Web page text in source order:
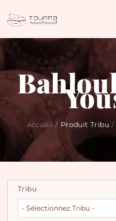
Accueil / Produit Tribu /
Tribu